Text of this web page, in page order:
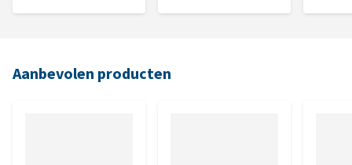
Aanbevolen producten